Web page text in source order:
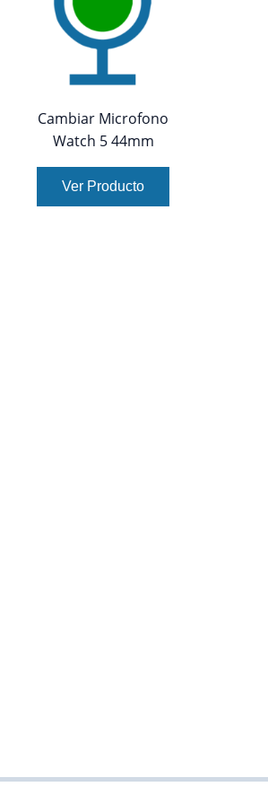
Cambiar Microfono
Watch 5 44mm
Ver Producto